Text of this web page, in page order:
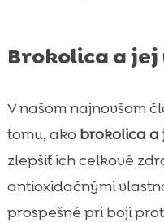
Brokolica a
V našom najnovšom
tomu, ako brokolica a
zlepšiť ich celkové
antioxidačnými
prospešné pri boji